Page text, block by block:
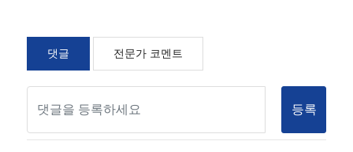
댓글 전문가 코멘트
등록